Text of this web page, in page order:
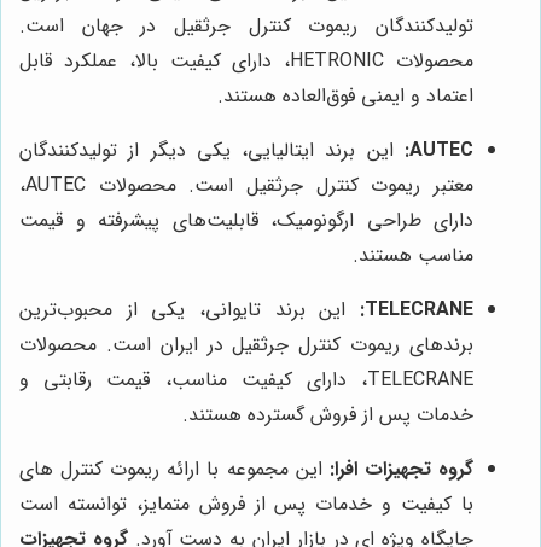
تولیدکنندگان ریموت کنترل جرثقیل در جهان است.
محصولات HETRONIC، دارای کیفیت بالا، عملکرد قابل
اعتماد و ایمنی فوق‌العاده هستند.
AUTEC: این برند ایتالیایی، یکی دیگر از تولیدکنندگان
معتبر ریموت کنترل جرثقیل است. محصولات AUTEC،
دارای طراحی ارگونومیک، قابلیت‌های پیشرفته و قیمت
مناسب هستند.
TELECRANE:
این برند تایوانی، یکی از محبوب‌ترین
برندهای ریموت کنترل جرثقیل در ایران است. محصولات
TELECRANE، دارای کیفیت مناسب، قیمت رقابتی و
خدمات پس از فروش گسترده هستند.
گروه تجهیزات افرا: این مجموعه با ارائه ریموت کنترل های
با کیفیت و خدمات پس از فروش متمایز، توانسته است
جایگاه ویژه ای در بازار ایران به دست آورد.گروه تجهیزات